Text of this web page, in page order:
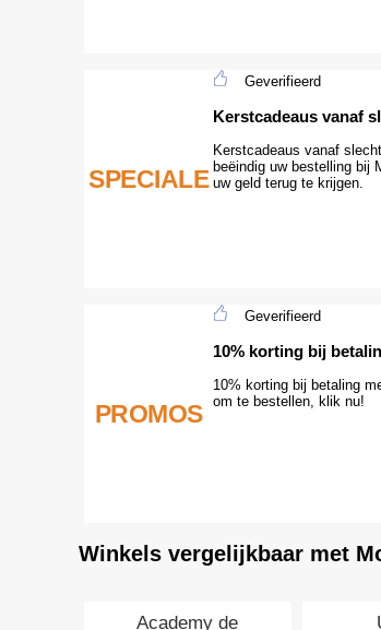
SPECIALE
Geverifieerd
Kerstcadeaus vanaf
Kerstcadeaus vanaf
beëindig uw bestelling bij
uw geld terug te krijgen.
PROMOS
Geverifieerd
10% korting bij
10% korting bij betaling
om te bestellen, klik nu!
Winkels vergelijkbaar met
Academy de